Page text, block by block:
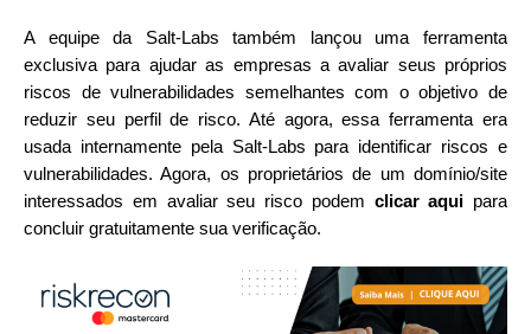
A equipe da Salt-Labs também lançou uma ferramenta
exclusiva para ajudar as empresas a avaliar seus próprios
riscos de vulnerabilidades semelhantes com o objetivo de
reduzir seu perfil de risco. Até agora, essa ferramenta era
usada internamente pela Salt-Labs para identificar riscos e
vulnerabilidades. Agora, os proprietários de um domínio/site
interessados em avaliar seu risco podem clicar aqui para
concluir gratuitamente sua verificação.